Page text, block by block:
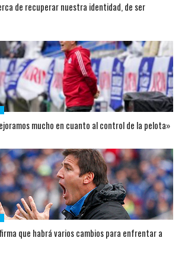
de recuperar nuestra identidad, de ser
mucho en cuanto al control de la pelota»
que habrá varios cambios para enfrentar a